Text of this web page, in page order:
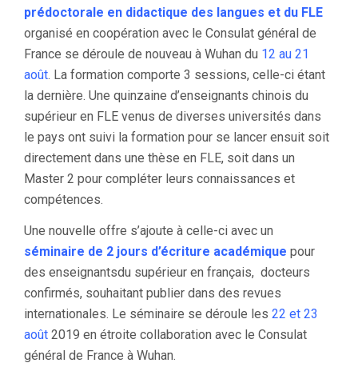
prédoctorale en didactique des langues et du FLE
organisé en coopération avec le Consulat général de
France se déroule de nouveau à Wuhan du 12 au 21
août. La formation comporte 3 sessions, celle-ci étant
la dernière. Une quinzaine d’enseignants chinois du
supérieur en FLE venus de diverses universités dans
le pays ont suivi la formation pour se lancer ensuit soit
directement dans une thèse en FLE, soit dans un
Master 2 pour compléter leurs connaissances et
compétences.
Une nouvelle offre s’ajoute à celle-ci avec un
séminaire de 2 jours d’écriture académique pour
des enseignantsdu supérieur en français, docteurs
confirmés, souhaitant publier dans des revues
internationales. Le séminaire se déroule les 22 et 23
août 2019 en étroite collaboration avec le Consulat
général de France à Wuhan.